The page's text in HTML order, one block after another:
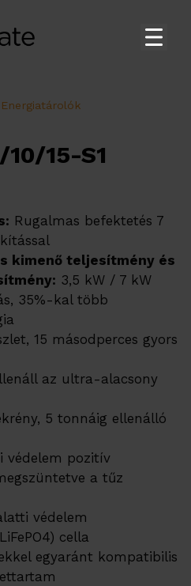
15-S1
Rugalmas befektetés 7
kimenő teljesítmény és
3,5 kW / 7 kW
35%-kal több
15 másodperces gyors
az ultra-alacsony
5 tonnáig ellenálló
védelem pozitív
a tűz
védelem
cella
egyaránt kompatibilis
állomás